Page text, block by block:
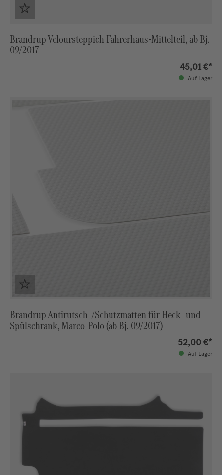
Brandrup Veloursteppich Fahrerhaus-Mittelteil, ab Bj.
09/2017
45,01 €*
Auf Lager
Brandrup Antirutsch-/Schutzmatten für Heck- und
Spülschrank, Marco-Polo (ab Bj. 09/2017)
52,00 €*
Auf Lager